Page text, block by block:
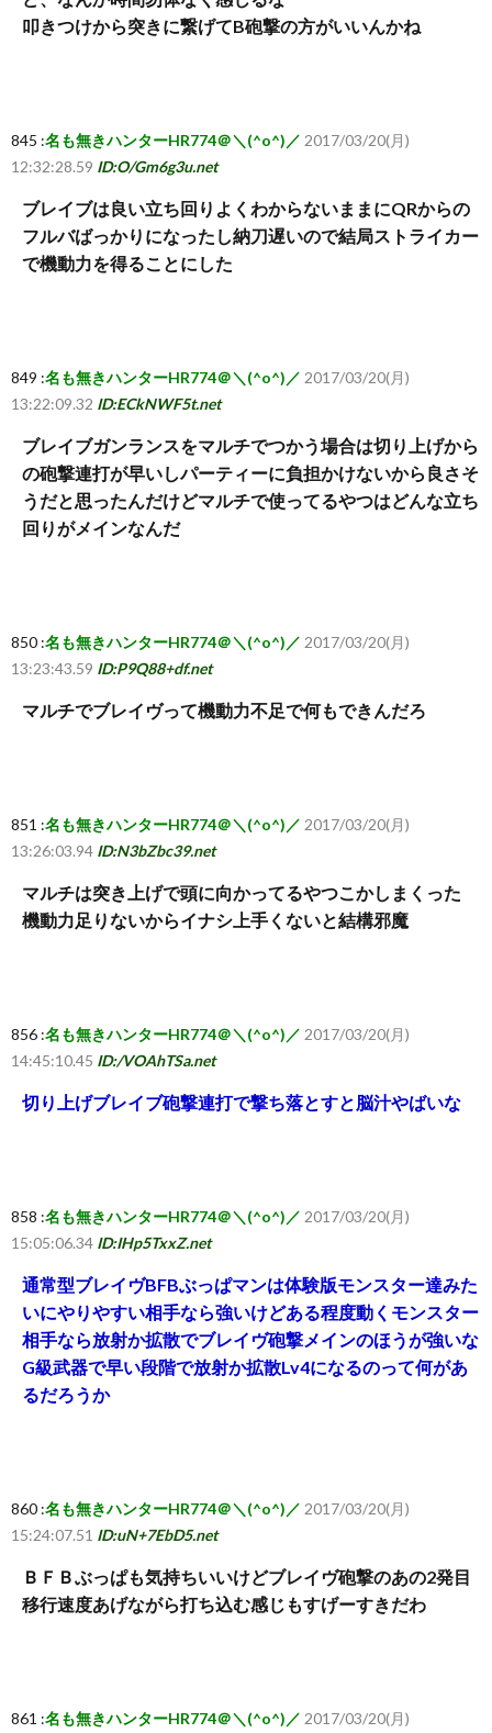
叩きつけから突きに繋げてB砲撃の方がいいんかね
845 :名も無きハンターHR774＠＼(^o^)／ 2017/03/20(月)
12:32:28.59 ID:O/Gm6g3u.net
ブレイブは良い立ち回りよくわからないままにQRからの
フルバばっかりになったし納刀遅いので結局ストライカー
で機動力を得ることにした
849 :名も無きハンターHR774＠＼(^o^)／ 2017/03/20(月)
13:22:09.32 ID:ECkNWF5t.net
ブレイブガンランスをマルチでつかう場合は切り上げから
の砲撃連打が早いしパーティーに負担かけないから良さそ
うだと思ったんだけどマルチで使ってるやつはどんな立ち
回りがメインなんだ
850 :名も無きハンターHR774＠＼(^o^)／ 2017/03/20(月)
13:23:43.59 ID:P9Q88+df.net
マルチでブレイヴって機動力不足で何もできんだろ
851 :名も無きハンターHR774＠＼(^o^)／ 2017/03/20(月)
13:26:03.94 ID:N3bZbc39.net
マルチは突き上げで頭に向かってるやつこかしまくった
機動力足りないからイナシ上手くないと結構邪魔
856 :名も無きハンターHR774＠＼(^o^)／ 2017/03/20(月)
14:45:10.45 ID:/VOAhTSa.net
切り上げブレイブ砲撃連打で撃ち落とすと脳汁やばいな
858 :名も無きハンターHR774＠＼(^o^)／ 2017/03/20(月)
15:05:06.34 ID:IHp5TxxZ.net
通常型ブレイヴBFBぶっぱマンは体験版モンスター達みた
いにやりやすい相手なら強いけどある程度動くモンスター
相手なら放射か拡散でブレイヴ砲撃メインのほうが強いな
G級武器で早い段階で放射か拡散Lv4になるのって何があ
るだろうか
860 :名も無きハンターHR774＠＼(^o^)／ 2017/03/20(月)
15:24:07.51 ID:uN+7EbD5.net
ＢＦＢぶっぱも気持ちいいけどブレイヴ砲撃のあの2発目
移行速度あげながら打ち込む感じもすげーすきだわ
861 :名も無きハンターHR774＠＼(^o^)／ 2017/03/20(月)